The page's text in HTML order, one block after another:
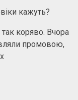
кажуть?
так коряво. Вчора
промовою,